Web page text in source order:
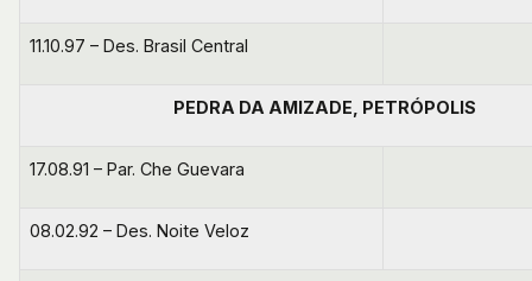
11.10.97 – Des. Brasil Central
PEDRA DA AMIZADE, PETRÓPOLIS
17.08.91 – Par. Che Guevara
08.02.92 – Des. Noite Veloz